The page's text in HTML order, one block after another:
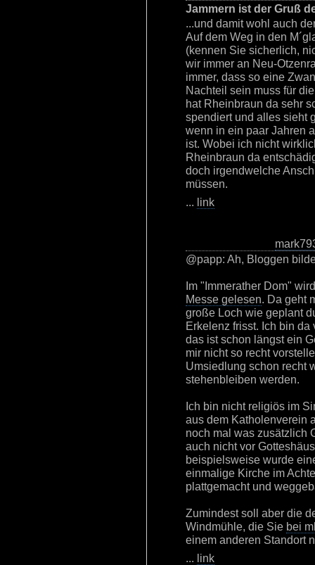
Jammern ist der Gruß
...und damit wohl auch
Auf dem Weg in den
(kennen Sie sicherlich,
wir immer an Neu-
immer, dass so eine
Nachteil sein muss für
hat Rheinbraun da sehr
spendiert und alles sieht
wenn in ein paar Jahren
ist. Wobei ich nicht
Rheinbraun da
doch irgendwelche
müssen.
... link
@papp: Ah, Bloggen
Im "Immerather Dom"
Messe gelesen. Da geht
große Loch wie geplant
Erkelenz frisst. Ich bin
das ist schon längst ein
mir nicht so recht
Umsiedlung schon recht
stehenbleiben werden.
Ich bin nicht religiös im
aus dem Katholenverein
noch mal was zusätzlich
auch nicht vor
beispielsweise wurde
einmalige Kirche im
plattgemacht und
Zumindest soll aber die
Windmühle, die Sie bei
einem anderen Standort
... link